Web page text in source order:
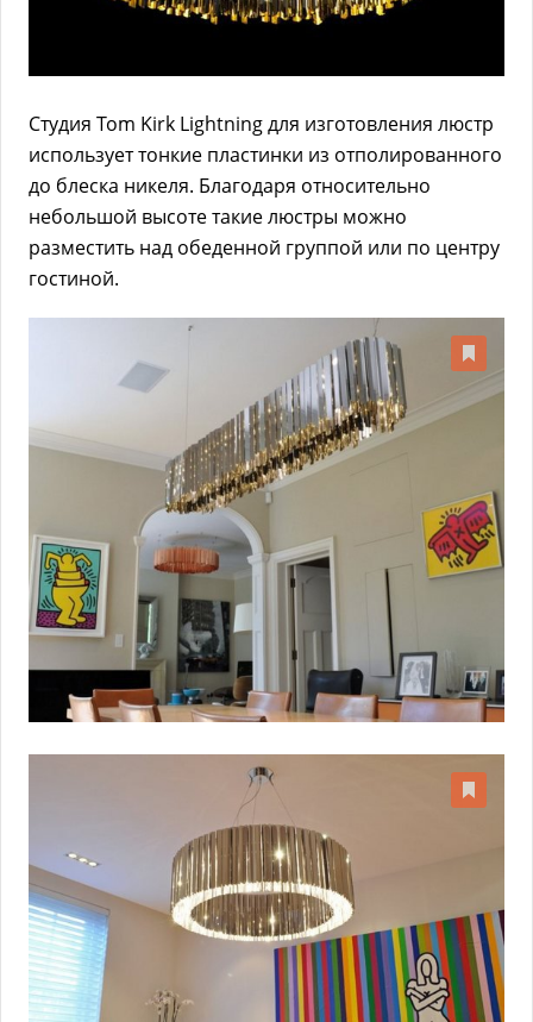
Студия Tom Kirk Lightning для изготовления люстр
использует тонкие пластинки из отполированного
до блеска никеля. Благодаря относительно
небольшой высоте такие люстры можно
разместить над обеденной группой или по центру
гостиной.